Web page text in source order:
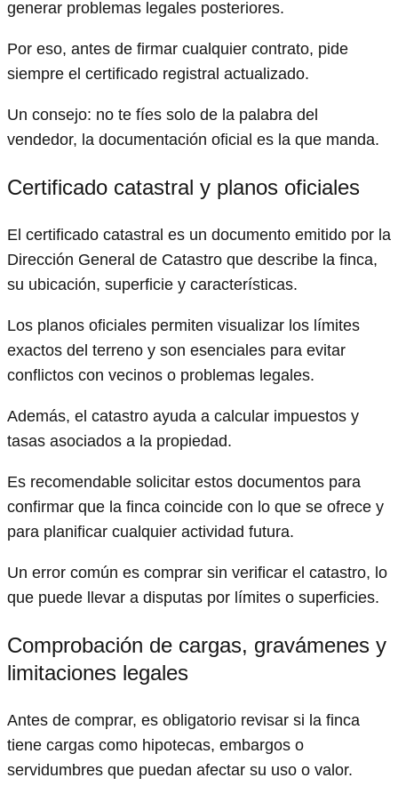
generar problemas legales posteriores.
Por eso, antes de firmar cualquier contrato, pide
siempre el certificado registral actualizado.
Un consejo: no te fíes solo de la palabra del
vendedor, la documentación oficial es la que manda.
Certificado catastral y planos oficiales
El certificado catastral es un documento emitido por la
Dirección General de Catastro que describe la finca,
su ubicación, superficie y características.
Los planos oficiales permiten visualizar los límites
exactos del terreno y son esenciales para evitar
conflictos con vecinos o problemas legales.
Además, el catastro ayuda a calcular impuestos y
tasas asociados a la propiedad.
Es recomendable solicitar estos documentos para
confirmar que la finca coincide con lo que se ofrece y
para planificar cualquier actividad futura.
Un error común es comprar sin verificar el catastro, lo
que puede llevar a disputas por límites o superficies.
Comprobación de cargas, gravámenes y
limitaciones legales
Antes de comprar, es obligatorio revisar si la finca
tiene cargas como hipotecas, embargos o
servidumbres que puedan afectar su uso o valor.